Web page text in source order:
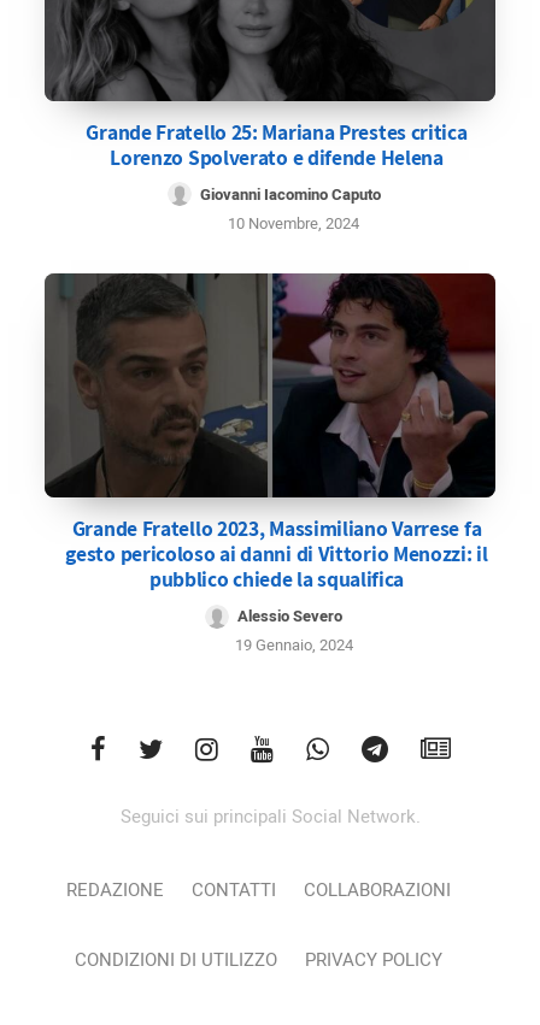
Grande Fratello 25: Mariana Prestes critica
Lorenzo Spolverato e difende Helena
Giovanni Iacomino Caputo
10 Novembre, 2024
Grande Fratello 2023, Massimiliano Varrese fa
gesto pericoloso ai danni di Vittorio Menozzi: il
pubblico chiede la squalifica
Alessio Severo
19 Gennaio, 2024
Seguici sui principali Social Network.
REDAZIONE CONTATTI COLLABORAZIONI
CONDIZIONI DI UTILIZZO PRIVACY POLICY